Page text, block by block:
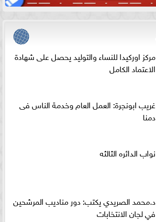
مركز اوركيدا للنساء والتوليد يحصل على شهادة
الاعتماد الكامل
غريب ابونجرة: العمل العام وخدمة الناس فى
دمنا
نواب الدائره الثالثه
د.محمد الصريدي يكتب: دور مناديب المرشحين
في لجان الانتخابات